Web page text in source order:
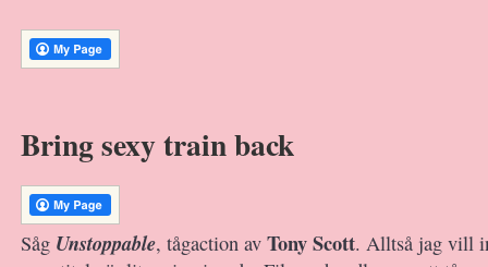
Bring sexy train back
Såg Unstoppable, tågaction av Tony Scott. Alltså jag vill